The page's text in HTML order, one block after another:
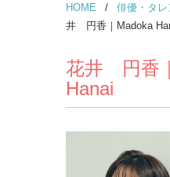
HOME / 俳優・タレ
井 円香｜Madoka
花井 円香
Hanai